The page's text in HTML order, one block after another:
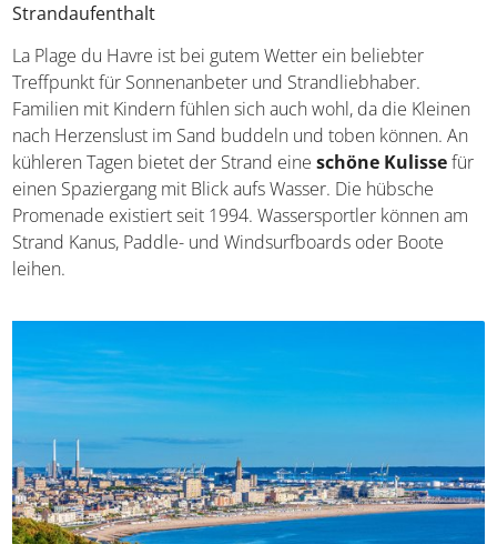
Strandaufenthalt
La Plage du Havre ist bei gutem Wetter ein beliebter
Treffpunkt für Sonnenanbeter und Strandliebhaber.
Familien mit Kindern fühlen sich auch wohl, da die Kleinen
nach Herzenslust im Sand buddeln und toben können. An
kühleren Tagen bietet der Strand eineschöne Kulissefür
einen Spaziergang mit Blick aufs Wasser. Die hübsche
Promenade existiert seit 1994. Wassersportler können am
Strand Kanus, Paddle- und Windsurfboards oder Boote
leihen.